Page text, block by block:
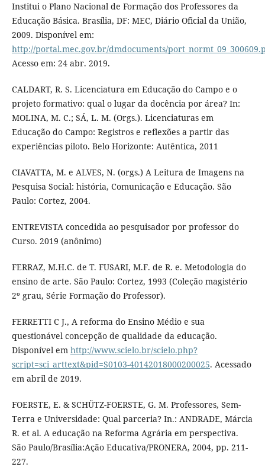
Institui o Plano Nacional de Formação dos Professores da
Educação Básica. Brasília, DF: MEC, Diário Oficial da União,
2009. Disponível em:
http://portal.mec.gov.br/dmdocuments/
Acesso em: 24 abr. 2019.
CALDART, R. S. Licenciatura em Educação do Campo e o
projeto formativo: qual o lugar da docência por área? In:
MOLINA, M. C.; SÁ, L. M. (Orgs.). Licenciaturas em
Educação do Campo: Registros e reflexões a partir das
experiências piloto. Belo Horizonte: Autêntica, 2011
CIAVATTA, M. e ALVES, N. (orgs.) A Leitura de Imagens na
Pesquisa Social: história, Comunicação e Educação. São
Paulo: Cortez, 2004.
ENTREVISTA concedida ao pesquisador por professor do
Curso. 2019 (anônimo)
FERRAZ, M.H.C. de T. FUSARI, M.F. de R. e. Metodologia do
ensino de arte. São Paulo: Cortez, 1993 (Coleção magistério
2º grau, Série Formação do Professor).
FERRETTI C J., A reforma do Ensino Médio e sua
questionável concepção de qualidade da educação.
Disponível em http://www.scielo.br/scielo.php?
script=sci_arttext&pid=S0103-40142018000200025. Acessado
em abril de 2019.
FOERSTE, E. & SCHÜTZ-FOERSTE, G. M. Professores, Sem-
Terra e Universidade: Qual parceria? In.: ANDRADE, Márcia
R. et al. A educação na Reforma Agrária em perspectiva.
São Paulo/Brasília:Ação Educativa/PRONERA, 2004, pp. 211-
227.